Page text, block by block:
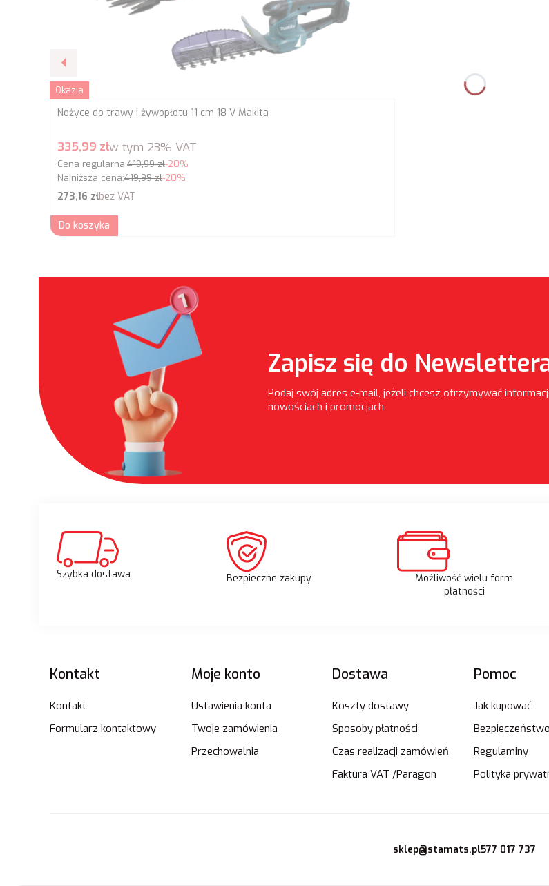
Okazja
Nożyce do trawy i żywopłotu 11 cm 18 V Makita
Cena promocyjna brutto
335,99 złw tym 23% VAT
Cena regularna:419,99 zł-20%
Najniższa cena:419,99 zł-20%
Cena netto
273,16 złbez VAT
Do koszyka
Zapisz się do
Podaj swój adres e-mail, jeżeli chcesz otrzymywać
nowościach i promocjach.
Szybka dostawa Bezpieczne zakupy
Możliwość wielu form
płatności
Linki w stopce
Kontakt
Kontakt
Formularz kontaktowy
Moje konto
Ustawienia konta
Twoje zamówienia
Przechowalnia
Dostawa
Koszty dostawy
Sposoby płatności
Czas realizacji zamówień
Faktura VAT /Paragon
Pomoc
Jak kupować
Bezpieczeństwo
Regulaminy
Polityka
sklep@stamats.pl577 017 737